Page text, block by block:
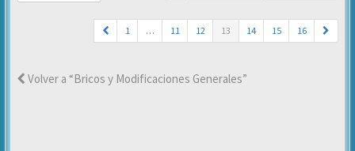
1 … 11 12 13 14 15 16
Volver a “Bricos y Modificaciones Generales”